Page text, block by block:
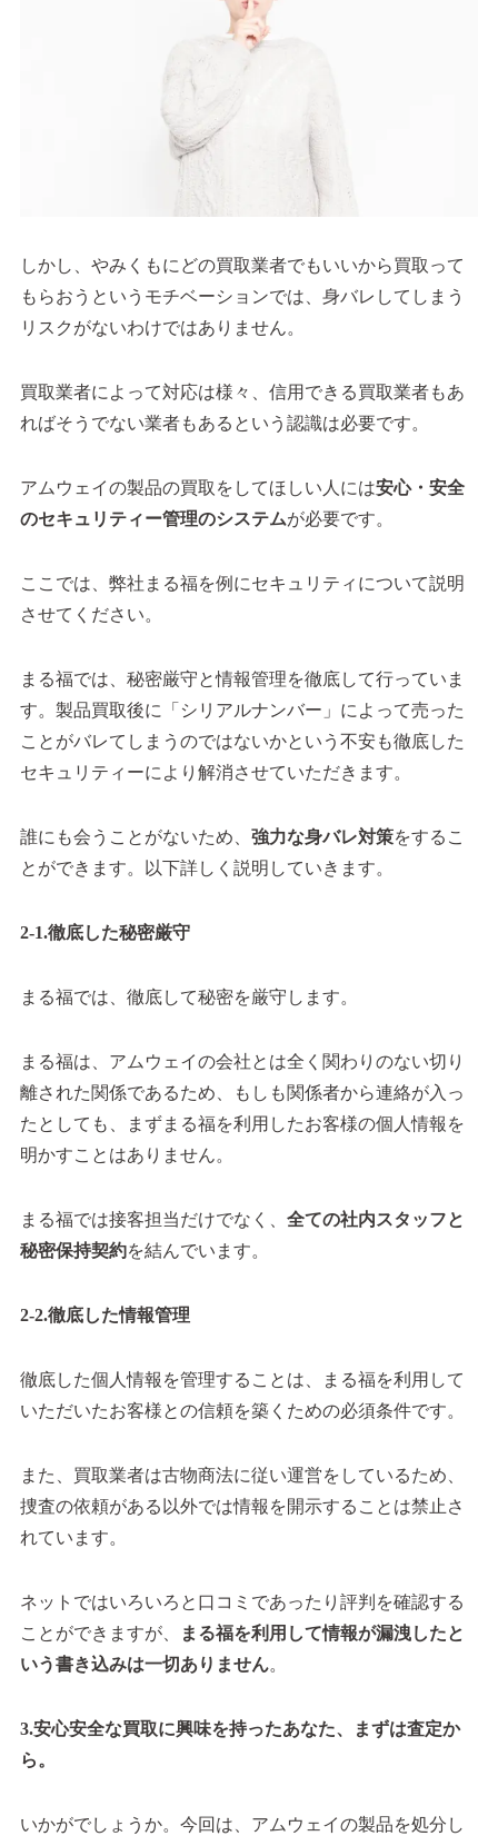
しかし、やみくもにどの買取業者でもいいから買取って
もらおうというモチベーションでは、身バレしてしまう
リスクがないわけではありません。
買取業者によって対応は様々、信用できる買取業者もあ
ればそうでない業者もあるという認識は必要です。
アムウェイの製品の買取をしてほしい人には安心・安全
のセキュリティー管理のシステムが必要です。
ここでは、弊社まる福を例にセキュリティについて説明
させてください。
まる福では、秘密厳守と情報管理を徹底して行っていま
す。製品買取後に「シリアルナンバー」によって売った
ことがバレてしまうのではないかという不安も徹底した
セキュリティーにより解消させていただきます。
誰にも会うことがないため、 強力な身バレ対策をするこ
とができます。以下詳しく説明していきます。
2-1.徹底した秘密厳守
まる福では、徹底して秘密を厳守します。
まる福は、アムウェイの会社とは全く関わりのない切り
離された関係であるため、もしも関係者から連絡が入っ
たとしても、まずまる福を利用したお客様の個人情報を
明かすことはありません。
まる福では接客担当だけでなく、 全ての社内スタッフと
秘密保持契約を結んでいます。
2-2.徹底した情報管理
徹底した個人情報を管理することは、まる福を利用して
いただいたお客様との信頼を築くための必須条件です。
また、買取業者は古物商法に従い運営をしているため、
捜査の依頼がある以外では情報を開示することは禁止さ
れています。
ネットではいろいろと口コミであったり評判を確認する
ことができますが、
まる福を利用して情報が漏洩したと
いう書き込みは一切ありません。
3.安心安全な買取に興味を持ったあなた、まずは査定か
ら。
いかがでしょうか。今回は、アムウェイの製品を処分し